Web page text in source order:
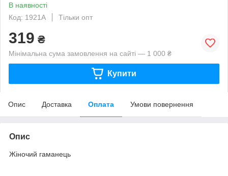
В наявності
Код: 1921A
Тільки опт
319 ₴
Мінімальна сума замовлення на сайті — 1 000 ₴
Купити
Опис Доставка Оплата Умови повернення
Опис
Жіночий гаманець